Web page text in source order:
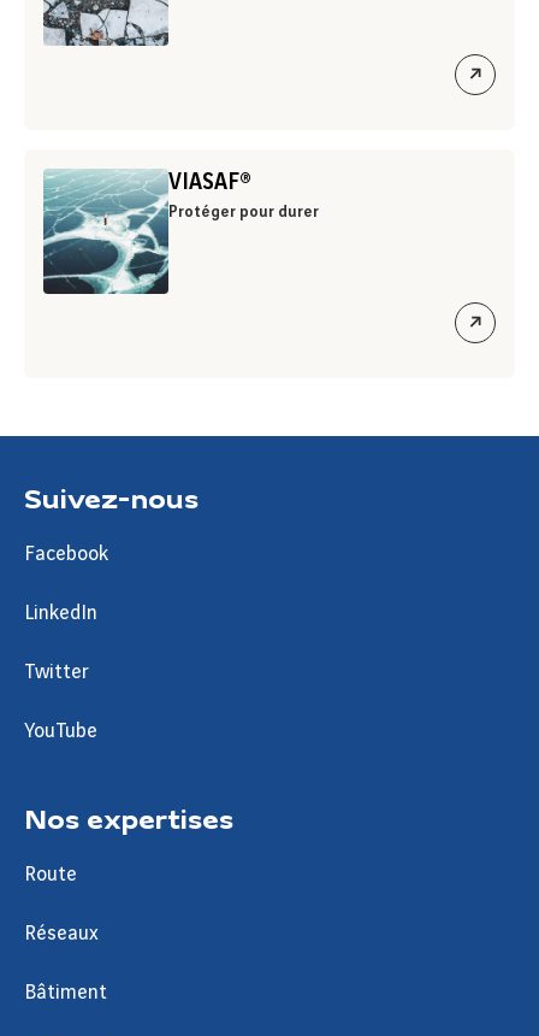
ouvrir
VIASAF®
Protéger pour durer
ouvrir
Suivez-nous
Facebook
LinkedIn
Twitter
YouTube
Nos expertises
Route
Réseaux
Bâtiment